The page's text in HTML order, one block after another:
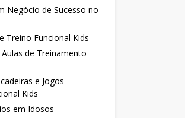
Negócio de Sucesso no
Treino Funcional Kids
de Treinamento
e Jogos
Kids
em Idosos